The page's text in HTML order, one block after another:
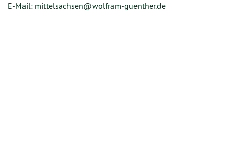
E-Mail: mittelsachsen@wolfram-guenther.de